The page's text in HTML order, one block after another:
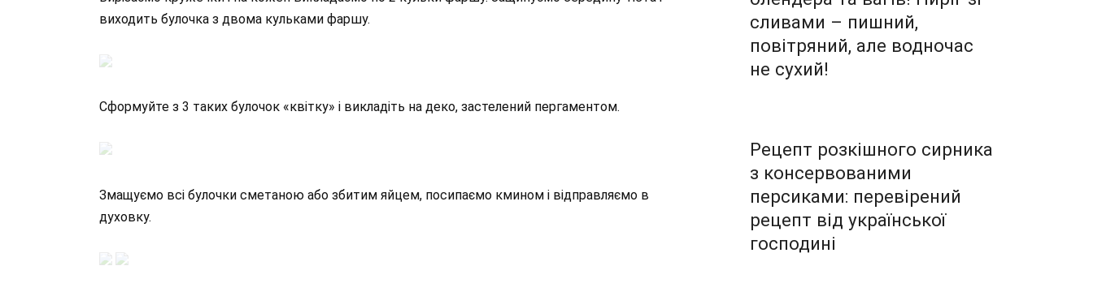
виходить булочка з двома кульками фаршу.
Сформуйте з 3 таких булочок «квітку» і викладіть на деко, застелений пергаментом.
Змащуємо всі булочки сметаною або збитим яйцем, посипаємо кмином і відправляємо в
духовку.
сливами – пишний,
повітряний, але водночас
не сухий!
Рецепт розкішного сирника
з консервованими
персиками: перевірений
рецепт від української
господині